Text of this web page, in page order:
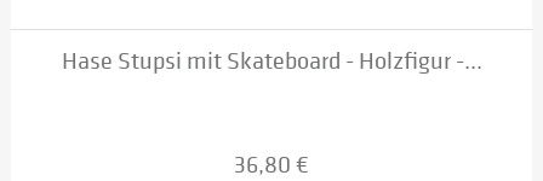
Hase Stupsi mit Skateboard - Holzfigur -...
36,80 €